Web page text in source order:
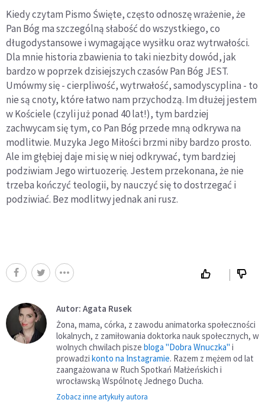
Kiedy czytam Pismo Święte, często odnoszę wrażenie, że
Pan Bóg ma szczególną słabość do wszystkiego, co
długodystansowe i wymagające wysiłku oraz wytrwałości.
Dla mnie historia zbawienia to taki niezbity dowód, jak
bardzo w poprzek dzisiejszych czasów Pan Bóg JEST.
Umówmy się - cierpliwość, wytrwałość, samodyscyplina - to
nie są cnoty, które łatwo nam przychodzą. Im dłużej jestem
w Kościele (czyli już ponad 40 lat!), tym bardziej
zachwycam się tym, co Pan Bóg przede mną odkrywa na
modlitwie. Muzyka Jego Miłości brzmi niby bardzo prosto.
Ale im głębiej daje mi się w niej odkrywać, tym bardziej
podziwiam Jego wirtuozerię. Jestem przekonana, że nie
trzeba kończyć teologii, by nauczyć się to dostrzegać i
podziwiać. Bez modlitwy jednak ani rusz.
Autor: Agata Rusek
Żona, mama, córka, z zawodu animatorka społeczności
lokalnych, z zamiłowania doktorka nauk społecznych, w
wolnych chwilach pisze bloga "Dobra Wnuczka" i
prowadzi konto na Instagramie. Razem z mężem od lat
zaangażowana w Ruch Spotkań Małżeńskich i
wrocławską Wspólnotę Jednego Ducha.
Zobacz inne artykuły autora